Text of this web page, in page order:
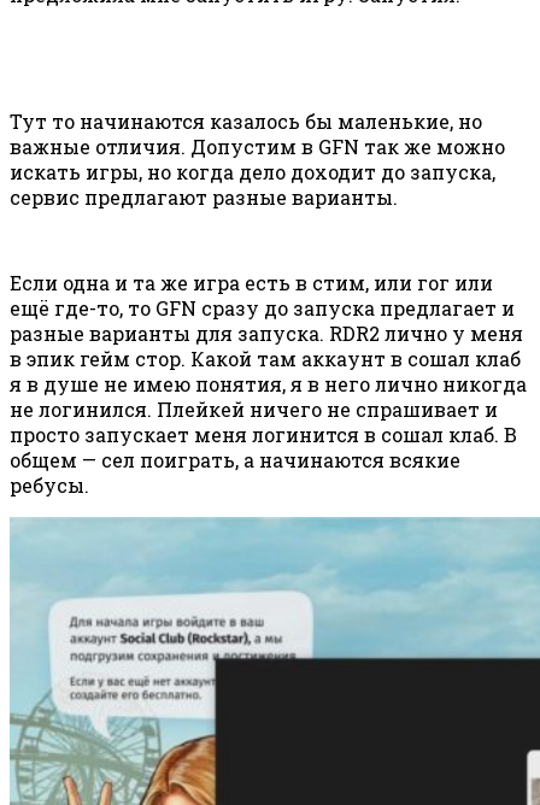
Тут то начинаются казалось бы маленькие, но
важные отличия. Допустим в GFN так же можно
искать игры, но когда дело доходит до запуска,
сервис предлагают разные варианты.
Если одна и та же игра есть в стим, или гог или
ещё где-то, то GFN сразу до запуска предлагает и
разные варианты для запуска. RDR2 лично у меня
в эпик гейм стор. Какой там аккаунт в сошал клаб
я в душе не имею понятия, я в него лично никогда
не логинился. Плейкей ничего не спрашивает и
просто запускает меня логинится в сошал клаб. В
общем — сел поиграть, а начинаются всякие
ребусы.